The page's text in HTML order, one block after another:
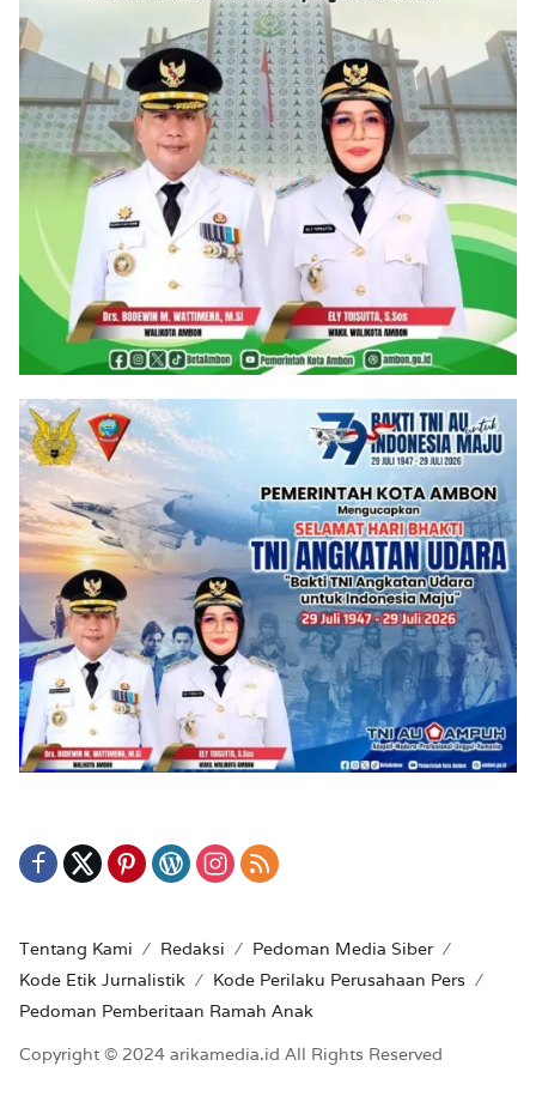
Tentang Kami Redaksi
Pedoman Media Siber
Kode Etik Jurnalistik
Kode Perilaku Perusahaan Pers
Pedoman Pemberitaan Ramah Anak
Copyright © 2024 arikamedia.id All Rights Reserved